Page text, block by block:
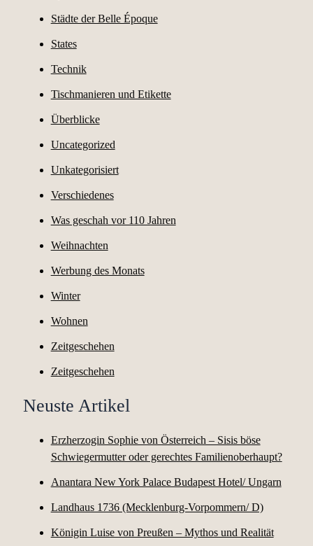
Städte der Belle Époque
States
Technik
Tischmanieren und Etikette
Überblicke
Uncategorized
Unkategorisiert
Verschiedenes
Was geschah vor 110 Jahren
Weihnachten
Werbung des Monats
Winter
Wohnen
Zeitgeschehen
Zeitgeschehen
Neuste Artikel
Erzherzogin Sophie von Österreich – Sisis böse
Schwiegermutter oder gerechtes Familienoberhaupt?
Anantara New York Palace Budapest Hotel/ Ungarn
Landhaus 1736 (Mecklenburg-Vorpommern/ D)
Königin Luise von Preußen – Mythos und Realität